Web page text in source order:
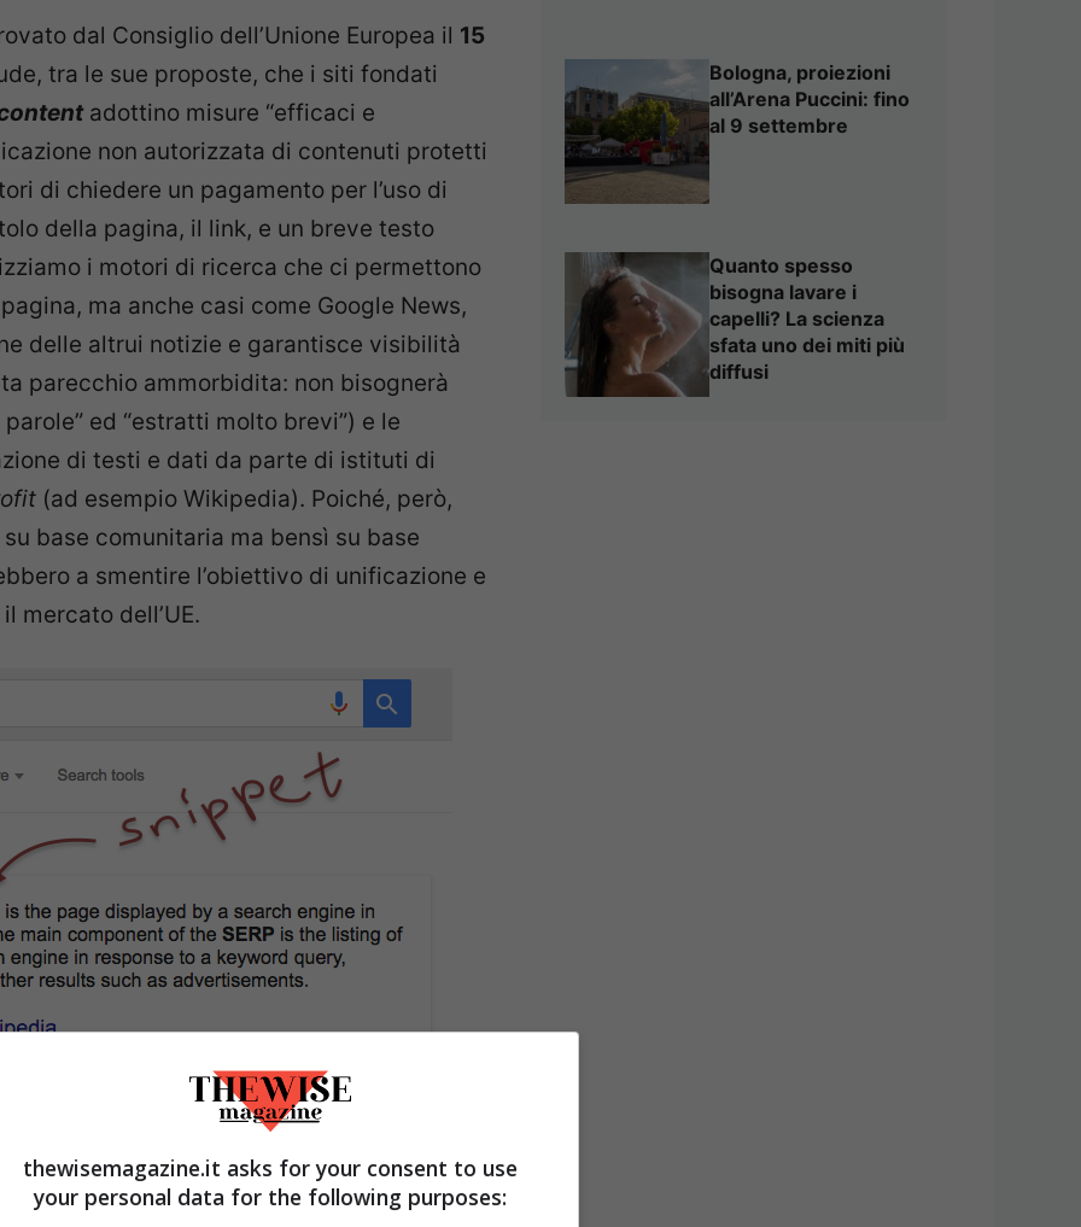
dal Consiglio dell’Unione Europea il 15
tra le sue proposte, che i siti fondati
adottino misure “efficaci e
non autorizzata di contenuti protetti
di chiedere un pagamento per l’uso di
della pagina, il link, e un breve testo
i motori di ricerca che ci permettono
ma anche casi come Google News,
delle altrui notizie e garantisce visibilità
parecchio ammorbidita: non bisognerà
ed “estratti molto brevi”) e le
di testi e dati da parte di istituti di
(ad esempio Wikipedia). Poiché, però,
base comunitaria ma bensì su base
a smentire l’obiettivo di unificazione e
mercato dell’UE.
statamolto dibattuta. Si sono trovati punti
e sostenitori della riforma, quali ad
Bologna, proiezioni
all’Arena Puccini: fino
al 9 settembre
Quanto spesso
bisogna lavare i
capelli? La scienza
sfata uno dei miti più
diffusi
thewisemagazine.it asks for your consent to use
your personal data for the following purposes: